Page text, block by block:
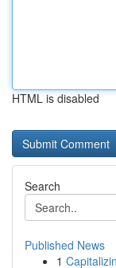
HTML is disabled
Search
Published News
1